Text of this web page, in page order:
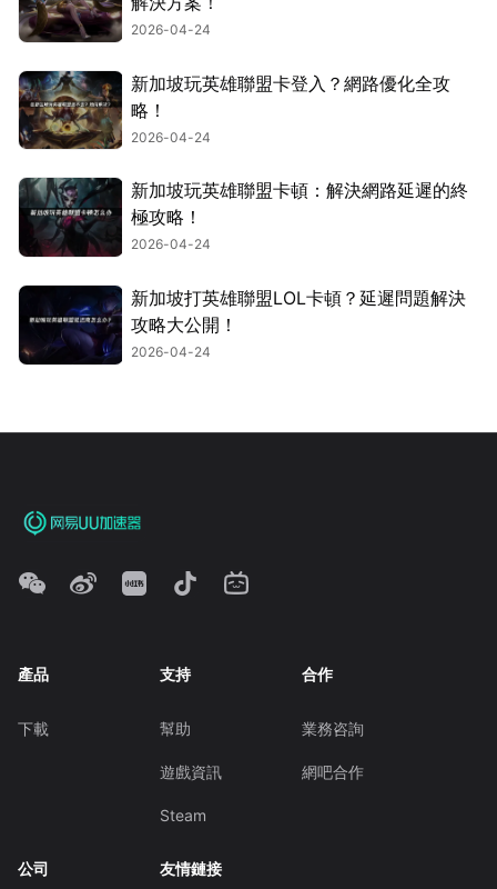
2026-04-24
新加坡玩英雄聯盟卡登入？網路優化全攻
略！
2026-04-24
新加坡玩英雄聯盟卡頓：解決網路延遲的終
極攻略！
2026-04-24
新加坡打英雄聯盟LOL卡頓？延遲問題解決
攻略大公開！
2026-04-24
產品
下載
支持
幫助
遊戲資訊
Steam
合作
業務咨詢
網吧合作
公司 友情鏈接